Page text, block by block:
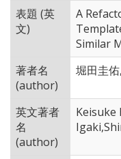
表題 (英
文)
A
Similar
著者名
(author)
堀田圭
英文著者
名
(author)
Keisuke